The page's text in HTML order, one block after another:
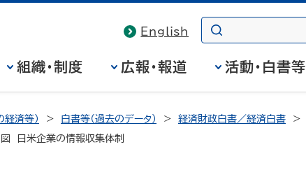
English
組織・制度 広報・報道 活動・白書等
済等） 白書等（過去のデータ） 経済財政白書／経済白書
図 日米企業の情報収集体制